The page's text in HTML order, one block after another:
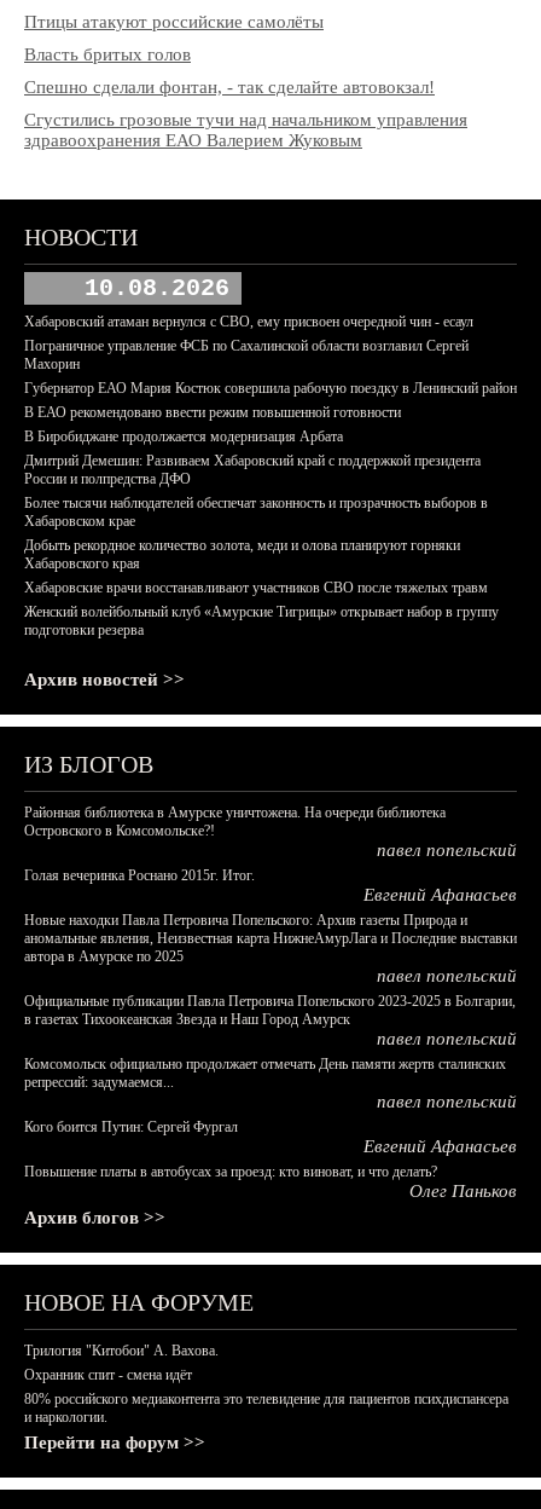
Птицы атакуют российские самолёты
Власть бритых голов
Спешно сделали фонтан, - так сделайте автовокзал!
Сгустились грозовые тучи над начальником управления
здравоохранения ЕАО Валерием Жуковым
НОВОСТИ
10.08.2026
Хабаровский атаман вернулся с СВО, ему присвоен очередной чин - есаул
Пограничное управление ФСБ по Сахалинской области возглавил Сергей
Махорин
Губернатор ЕАО Мария Костюк совершила рабочую поездку в Ленинский район
В ЕАО рекомендовано ввести режим повышенной готовности
В Биробиджане продолжается модернизация Арбата
Дмитрий Демешин: Развиваем Хабаровский край с поддержкой президента
России и полпредства ДФО
Более тысячи наблюдателей обеспечат законность и прозрачность выборов в
Хабаровском крае
Добыть рекордное количество золота, меди и олова планируют горняки
Хабаровского края
Хабаровские врачи восстанавливают участников СВО после тяжелых травм
Женский волейбольный клуб «Амурские Тигрицы» открывает набор в группу
подготовки резерва
Архив новостей >>
ИЗ БЛОГОВ
Районная библиотека в Амурске уничтожена. На очереди библиотека
Островского в Комсомольске?!
павел попельский
Голая вечеринка Роснано 2015г. Итог.
Евгений Афанасьев
Новые находки Павла Петровича Попельского: Архив газеты Природа и
аномальные явления, Неизвестная карта НижнеАмурЛага и Последние выставки
автора в Амурске по 2025
павел попельский
Официальные публикации Павла Петровича Попельского 2023-2025 в Болгарии,
в газетах Тихоокеанская Звезда и Наш Город Амурск
павел попельский
Комсомольск официально продолжает отмечать День памяти жертв сталинских
репрессий: задумаемся...
павел попельский
Кого боится Путин: Сергей Фургал
Евгений Афанасьев
Повышение платы в автобусах за проезд: кто виноват, и что делать?
Олег Паньков
Архив блогов >>
НОВОЕ НА ФОРУМЕ
Трилогия "Китобои" А. Вахова.
Охранник спит - смена идёт
80% российского медиаконтента это телевидение для пациентов психдиспансера
и наркологии.
Перейти на форум >>